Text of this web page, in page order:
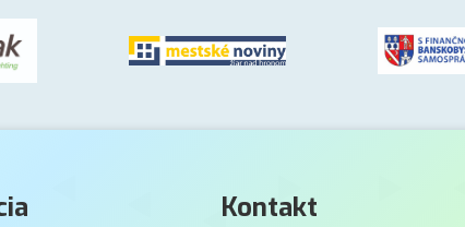
Kontakt